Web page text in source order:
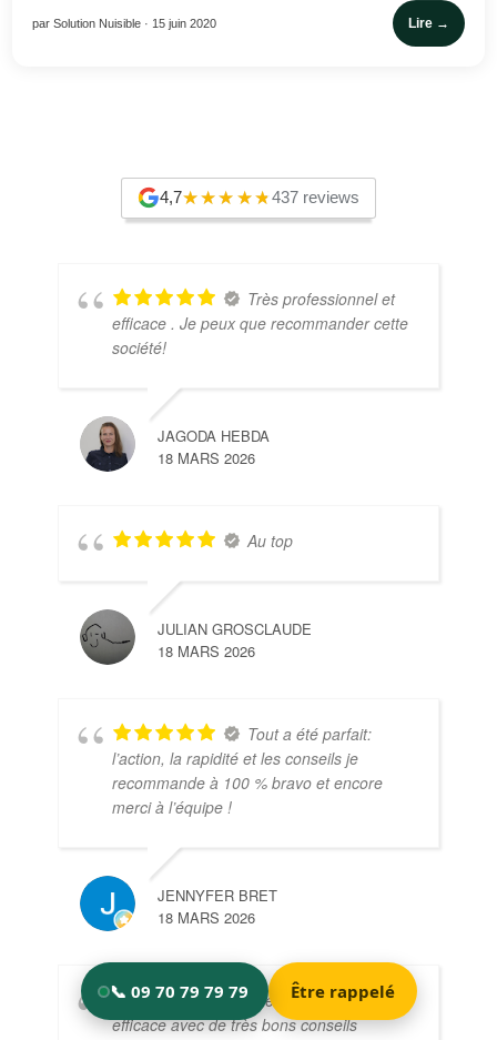
par Solution Nuisible · 15 juin 2020 Lire →
4,7 437 reviews
Très professionnel et
efficace . Je peux que recommander cette
société!
JAGODA HEBDA
18 MARS 2026
Au top
JULIAN GROSCLAUDE
18 MARS 2026
Tout a été parfait:
l’action, la rapidité et les conseils je
recommande à 100 % bravo et encore
merci à l’équipe !
JENNYFER BRET
18 MARS 2026
Intervention très
efficace avec de très bons conseils